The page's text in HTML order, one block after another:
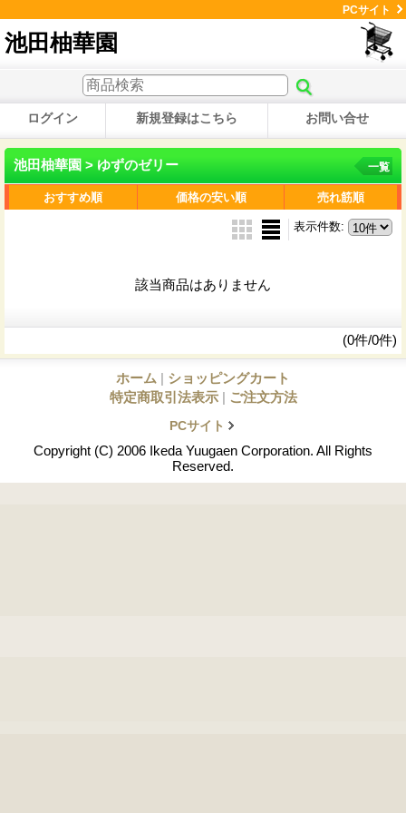
PCサイト
池田柚華園
ログイン 新規登録はこちら お問い合せ
池田柚華園 > ゆずのゼリー 一覧
おすすめ順 価格の安い順 売れ筋順
表示件数:
該当商品はありません
(0件/0件)
ホーム | ショッピングカート
特定商取引法表示 | ご注文方法
PCサイト
Copyright (C) 2006 Ikeda Yuugaen Corporation. All Rights
Reserved.